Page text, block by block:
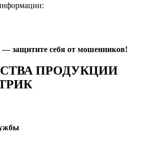
— защитите себя от мошенников!
ПРОДУКЦИИ